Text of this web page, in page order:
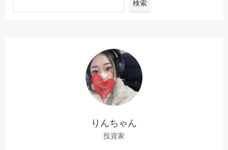
検索
りんちゃん
投資家